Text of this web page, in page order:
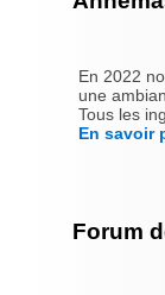
En 2022
une
Tous les
En savoir
Forum